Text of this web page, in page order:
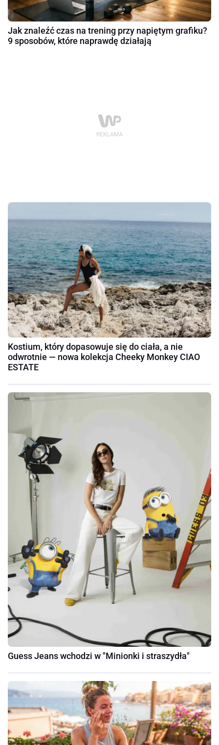
Jak znaleźć czas na trening przy napiętym grafiku?
9 sposobów, które naprawdę działają
Kostium, który dopasowuje się do ciała, a nie
odwrotnie — nowa kolekcja Cheeky Monkey CIAO
ESTATE
Guess Jeans wchodzi w "Minionki i straszydła"